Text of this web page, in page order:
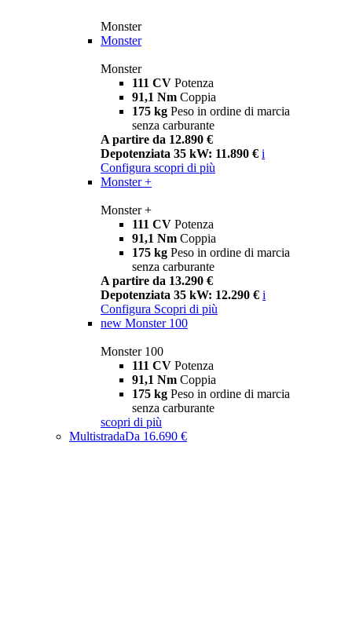
Monster
Monster
Monster
111 CV Potenza
91,1 Nm Coppia
175 kg Peso in ordine di marcia
senza carburante
A partire da 12.890 €
Depotenziata 35 kW: 11.890 € i
Configura scopri di più
Monster +
Monster +
111 CV Potenza
91,1 Nm Coppia
175 kg Peso in ordine di marcia
senza carburante
A partire da 13.290 €
Depotenziata 35 kW: 12.290 € i
Configura Scopri di più
new Monster 100
Monster 100
111 CV Potenza
91,1 Nm Coppia
175 kg Peso in ordine di marcia
senza carburante
scopri di più
MultistradaDa 16.690 €